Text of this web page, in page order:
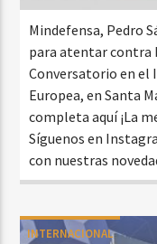
Mindefensa, Pedro
para atentar contra
Conversatorio en el
Europea, en Santa
completa aquí ¡La
Síguenos en
con nuestras
INTERNACIONAL